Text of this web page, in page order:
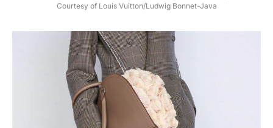
Courtesy of Louis Vuitton/Ludwig Bonnet-Java